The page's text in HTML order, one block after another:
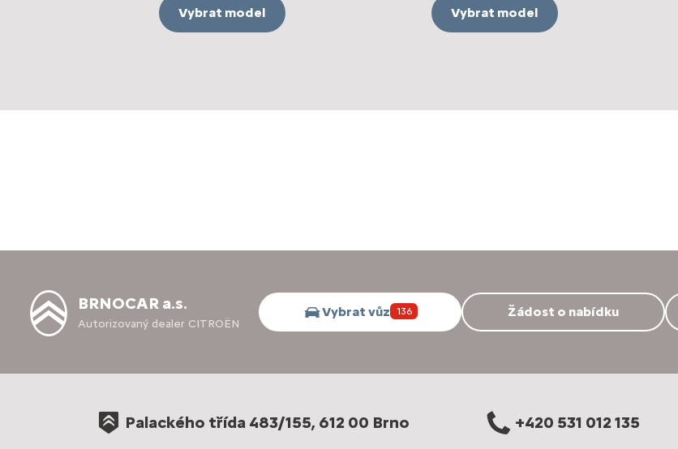
Vybrat model Vybrat model
BRNOCAR a.s.
Autorizovaný dealer CITROËN
Vybrat vůz 136 Žádost o nabídku
Palackého třída 483/155, 612 00 Brno +420 531 012 135